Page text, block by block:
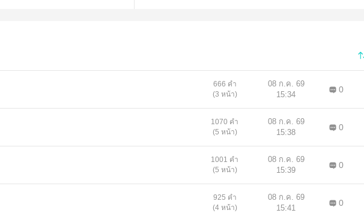
666 คำ
(3 หน้า)
08 ก.ค. 69
15:34
0
1070 คำ
(5 หน้า)
08 ก.ค. 69
15:38
0
1001 คำ
(5 หน้า)
08 ก.ค. 69
15:39
0
925 คำ
(4 หน้า)
08 ก.ค. 69
15:41
0